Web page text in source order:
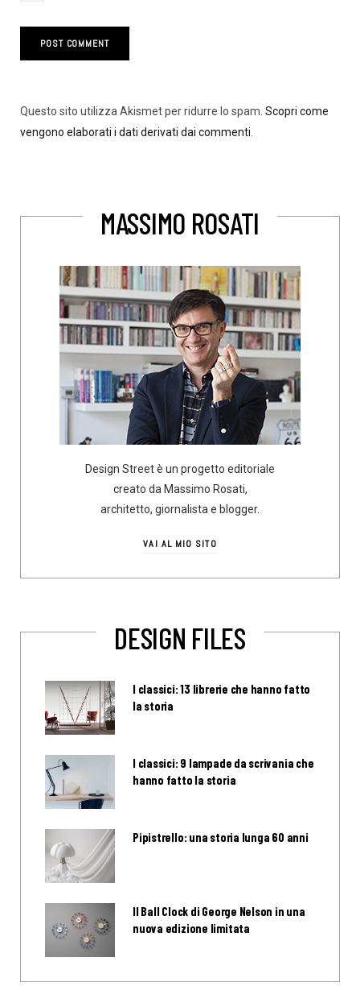
Questo sito utilizza Akismet per ridurre lo spam. Scopri come
vengono elaborati i dati derivati dai commenti
MASSIMO ROSATI
Design Street è un progetto editoriale
creato da Massimo Rosati,
architetto, giornalista e blogger.
VAI AL MIO SITO
DESIGN FILES
I classici: 13 librerie che hanno fatto
la storia
I classici: 9 lampade da scrivania che
hanno fatto la storia
Pipistrello: una storia lunga 60 anni
Il Ball Clock di George Nelson in una
nuova edizione limitata